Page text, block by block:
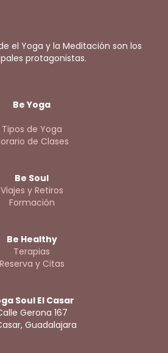
el Yoga y la Meditación son los
protagonistas.
Be Yoga
Tipos de Yoga
de Clases
Be Soul
Viajes y Retiros
Formación
Be Healthy
Terapias
Reserva y Citas
Soul El Casar
Gerona 167
Guadalajara